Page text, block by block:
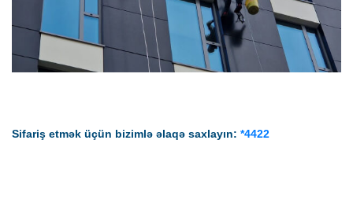
Sifariş etmək üçün bizimlə əlaqə saxlayın: *4422